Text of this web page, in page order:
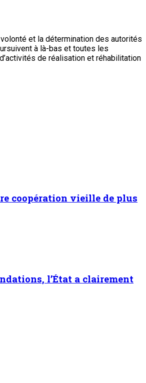
et la détermination des autorités
à là-bas et toutes les
de réalisation et réhabilitation
coopération vieille de plus
l’État a clairement